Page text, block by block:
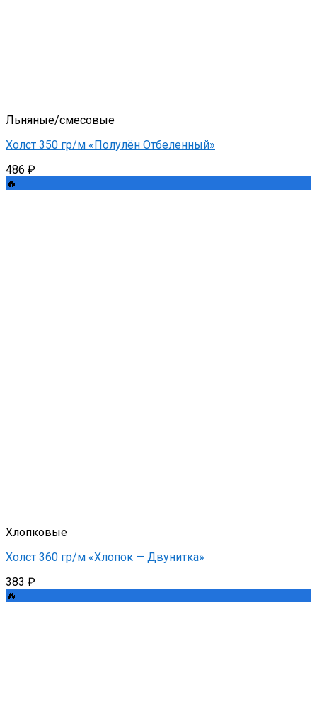
Льняные/смесовые
Холст 350 гр/м «Полулён Отбеленный»
486 ₽
🔥
Хлопковые
Холст 360 гр/м «Хлопок — Двунитка»
383 ₽
🔥